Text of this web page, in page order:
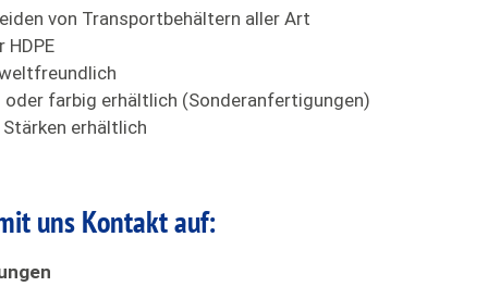
von Transportbehältern aller Art
HDPE
farbig erhältlich (Sonderanfertigungen)
erhältlich
uns Kontakt auf: